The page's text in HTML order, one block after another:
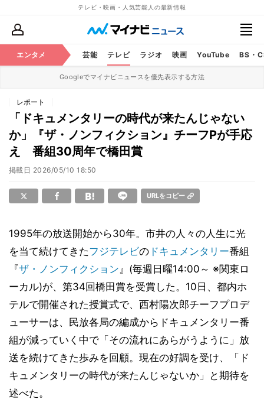
テレビ・映画・人気芸能人の最新情報
エンタメ 芸能 テレビ ラジオ 映画 YouTube BS・
Googleでマイナビニュースを優先表示する方法
レポート
「ドキュメンタリーの時代が来たんじゃない
か」『ザ・ノンフィクション』チーフPが手応
え 番組30周年で橋田賞
掲載日 2026/05/10 18:50
URLをコピー
1995年の放送開始から30年。市井の人々の人生に光
を当て続けてきたフジテレビの ドキュメンタリー番組
『ザ・ノンフィクション』(毎週日曜14:00～ ※関東ロ
ーカル)が、第34回橋田賞を受賞した。10日、都内ホ
テルで開催された授賞式で、西村陽次郎チーフプロデ
ューサーは、民放各局の編成からドキュメンタリー番
組が減っていく中で「その流れにあらがうように」放
送を続けてきた歩みを回顧。現在の好調を受け、「ド
キュメンタリーの時代が来たんじゃないか」と期待を
述べた。